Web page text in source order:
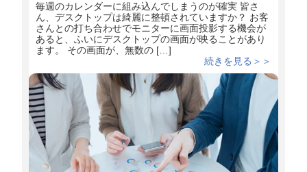
毎週のカレンダーに組み込んでしまうのが確実 皆さ
ん、デスクトップは綺麗に整頓されていますか？ お客
さんとの打ち合わせでモニターに画面投影する機会が
あると、ふいにデスクトップの画面が映ることがあり
ます。 その画面が、無数の […]
続きを見る＞＞